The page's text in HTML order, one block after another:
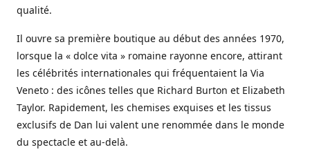
qualité.
Il ouvre sa première boutique au début des années 1970,
lorsque la « dolce vita » romaine rayonne encore, attirant
les célébrités internationales qui fréquentaient la Via
Veneto : des icônes telles que Richard Burton et Elizabeth
Taylor. Rapidement, les chemises exquises et les tissus
exclusifs de Dan lui valent une renommée dans le monde
du spectacle et au-delà.